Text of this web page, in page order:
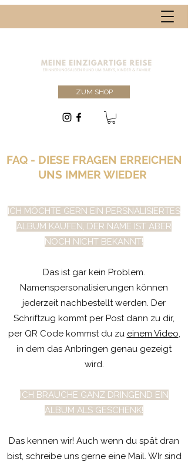
ZUM SHOP
FAQ - DIESE FRAGEN ERREICHEN
UNS IMMER WIEDER
ICH MÖCHTE GERN EIN PERSNALISIERTES
ALBUM KAUFEN, DER NAME IST ABER
NOCH NICHT BEKANNT!
Das ist gar kein Problem.
Namenspersonalisierungen können
jederzeit nachbestellt werden. Der
Schriftzug kommt per Post dann zu dir,
per QR Code kommst du zu einem Video,
in dem das Anbringen genau gezeigt
wird.
ICH BRAUCHE GANZ DRINGEND EIN
ALBUM ALS GESCHENK!
Das kennen wir! Auch wenn du spät dran
bist, schreibe uns gerne eine Mail. WIr sind